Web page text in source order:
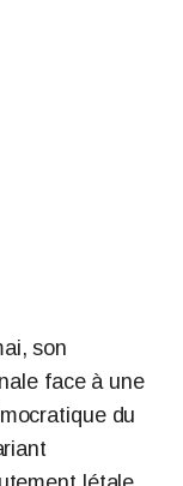
son
face à une
du